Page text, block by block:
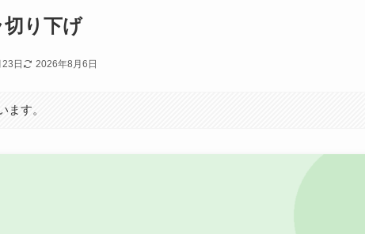
り下げ
日 2026年8月6日
ます。